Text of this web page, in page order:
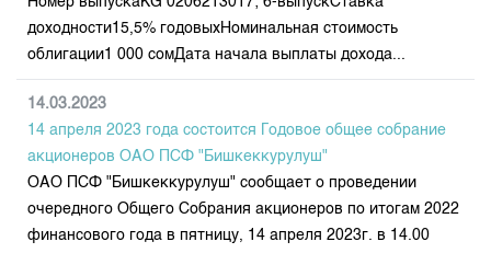
Cтратегия развития
Корпоративные документы
Контакты
Пресс-клуб
25 лет ЗАО КФБ
Котировки по драг. металлам
Расписание аукционов по ГЦБ
Результаты аукционов ГЦБ
Объем ГЦБ в обращении
Результаты аукционов по депозитам
доходности15,5% годовыхНоминальная стоимость
облигации1 000 сомДата начала выплаты дохода...
14.03.2023
14 апреля 2023 года состоится Годовое общее собрание
акционеров ОАО ПСФ "Бишкеккурулуш"
ОАО ПСФ "Бишкеккурулуш" сообщает о проведении
очередного Общего Собрания акционеров по итогам 2022
финансового года в пятницу, 14 апреля 2023г. в 14.00